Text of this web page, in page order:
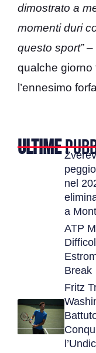
dimostrato a
momenti duri
questo sport” –
qualche giorno
l’ennesimo
ULTIME
nel
a
ATP
Break
Fritz